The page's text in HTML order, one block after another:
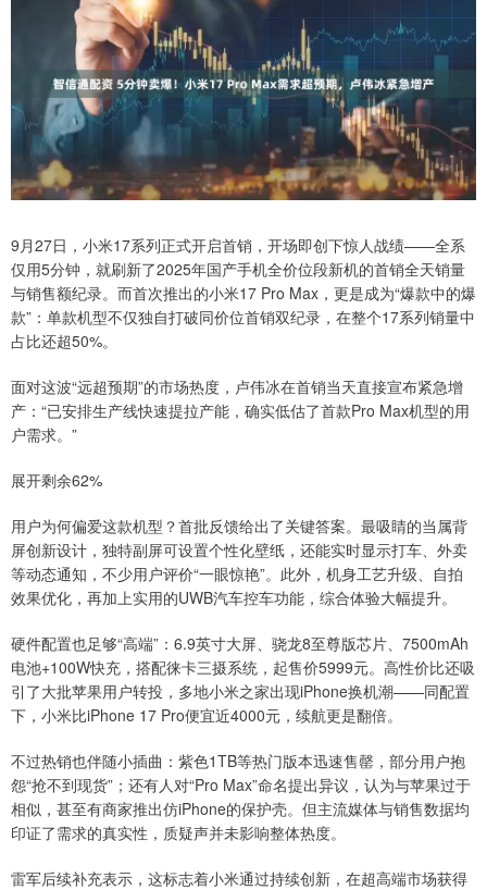
9月27日，小米17系列正式开启首销，开场即创下惊人战绩——全系
仅用5分钟，就刷新了2025年国产手机全价位段新机的首销全天销量
与销售额纪录。而首次推出的小米17 Pro Max，更是成为“爆款中的爆
款”：单款机型不仅独自打破同价位首销双纪录，在整个17系列销量中
占比还超50%。
面对这波“远超预期”的市场热度，卢伟冰在首销当天直接宣布紧急增
产：“已安排生产线快速提拉产能，确实低估了首款Pro Max机型的用
户需求。”
展开剩余62%
用户为何偏爱这款机型？首批反馈给出了关键答案。最吸睛的当属背
屏创新设计，独特副屏可设置个性化壁纸，还能实时显示打车、外卖
等动态通知，不少用户评价“一眼惊艳”。此外，机身工艺升级、自拍
效果优化，再加上实用的UWB汽车控车功能，综合体验大幅提升。
硬件配置也足够“高端”：6.9英寸大屏、骁龙8至尊版芯片、7500mAh
电池+100W快充，搭配徕卡三摄系统，起售价5999元。高性价比还吸
引了大批苹果用户转投，多地小米之家出现iPhone换机潮——同配置
下，小米比iPhone 17 Pro便宜近4000元，续航更是翻倍。
不过热销也伴随小插曲：紫色1TB等热门版本迅速售罄，部分用户抱
怨“抢不到现货”；还有人对“Pro Max”命名提出异议，认为与苹果过于
相似，甚至有商家推出仿iPhone的保护壳。但主流媒体与销售数据均
印证了需求的真实性，质疑声并未影响整体热度。
雷军后续补充表示，这标志着小米通过持续创新，在超高端市场获得